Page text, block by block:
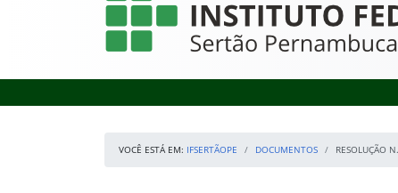
VOCÊ ESTÁ EM: IFSERTÃOPE DOCUMENTOS RESOLUÇÃO